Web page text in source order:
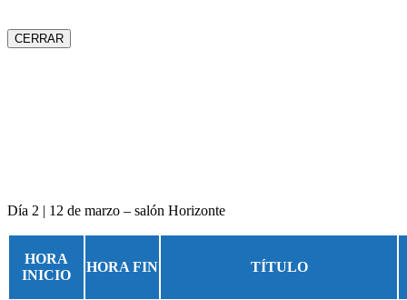
CERRAR
Día 2 | 12 de marzo – salón Horizonte
HORA
INICIO
HORA FIN TÍTULO